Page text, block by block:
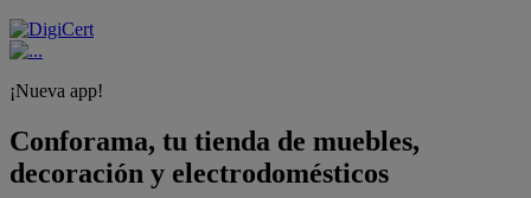
¡Nueva app!
Conforama, tu tienda de muebles,
decoración y electrodomésticos